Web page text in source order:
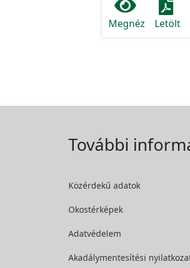
Megnéz Letölt
További
Közérdekű adatok
Okostérképek
Adatvédelem
Akadálymentesítési